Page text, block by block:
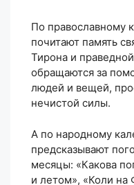
По православному
почитают память
Тирона и
обращаются за
людей и вещей,
нечистой силы.
А по народному
предсказывают
месяцы: «Какова
и летом», «Коли на